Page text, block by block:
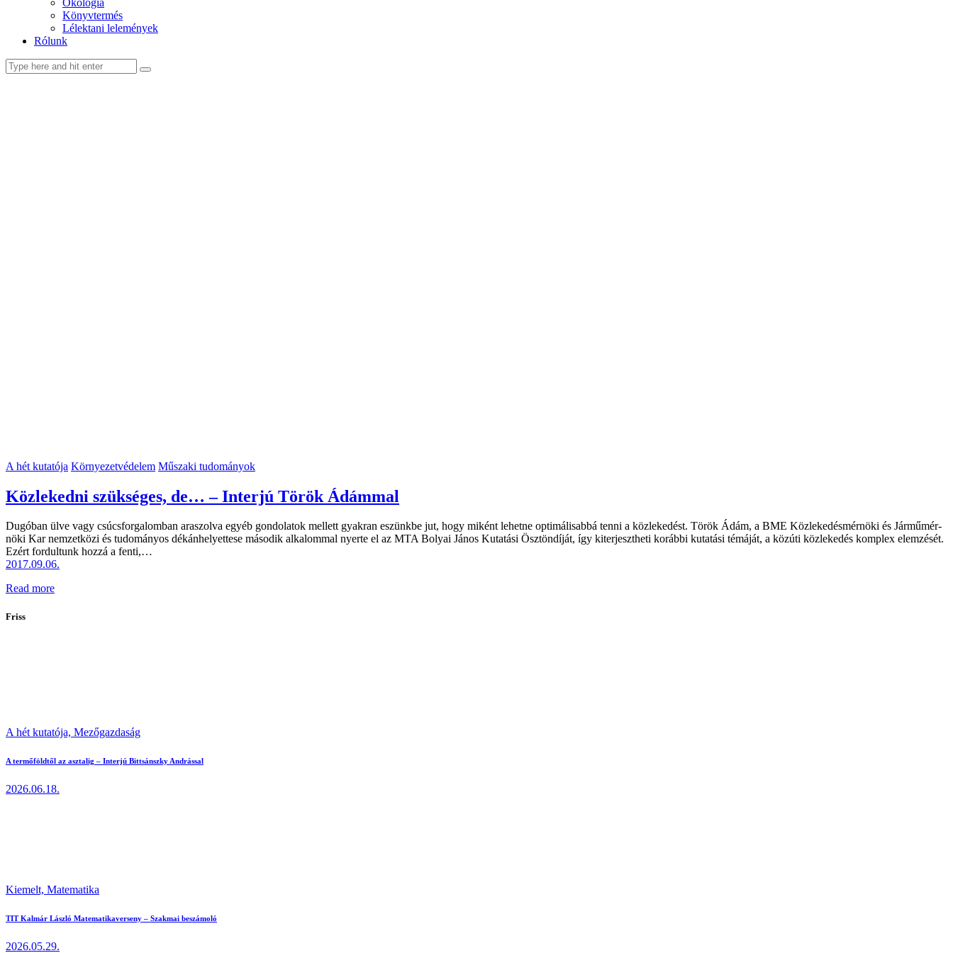
Könyvtermés
Lélektani lelemények
Rólunk
A hét kutatója Környezetvédelem Műszaki tudományok
Közlekedni szükséges, de… – Interjú Török Ádámmal
Dugóban ülve vagy csúcsforgalomban araszolva egyéb gondolatok mellett gyakran eszünkbe jut, hogy miként lehetne optimálisabbá tenni a közlekedést. Török Ádám, a BME Közlekedésmérnöki és Jármű­mér­
nöki Kar nemzetközi és tudományos dékánhelyettese második alkalommal nyerte el az MTA Bolyai János Kutatási Ösztöndíját, így kiterjesztheti korábbi kutatási témáját, a közúti közlekedés komplex elemzését.
Ezért fordultunk hozzá a fenti,…
2017.09.06.
Read more
Friss
A hét kutatója, Mezőgazdaság
A termőföldtől az asztalig – Interjú Bittsánszky Andrással
2026.06.18.
Kiemelt, Matematika
TIT Kalmár László Matematikaverseny – Szakmai beszámoló
2026.05.29.